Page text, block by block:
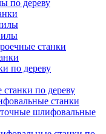
по дереву
станки
по дереву
по дереву
станки
шлифовальные